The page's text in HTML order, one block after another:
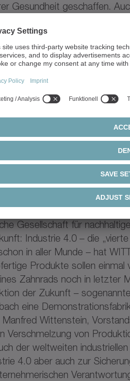
Gesundheit geschaffen.
und stellt damit
eingesetzt – es wird
Lösungen ist
Energiekosten pro
um mehr als die Hälfte
ist jedoch bei aller
neuen Produktion, „es
UmfeldDie „Urbane
harmonische Integration
mit den
Und neben einem
zur
bastian die
Raumfahrt und dem
Und zwar mit Brief und
Gesellschaft für
Industrie 4.0 – die
in aller Munde – hat
Produkte sollen
Zahnrads noch in letzter
der Zukunft –
eine
Wittenstein,
Verschmelzung von
der weltweiten
4.0 aber auch zur